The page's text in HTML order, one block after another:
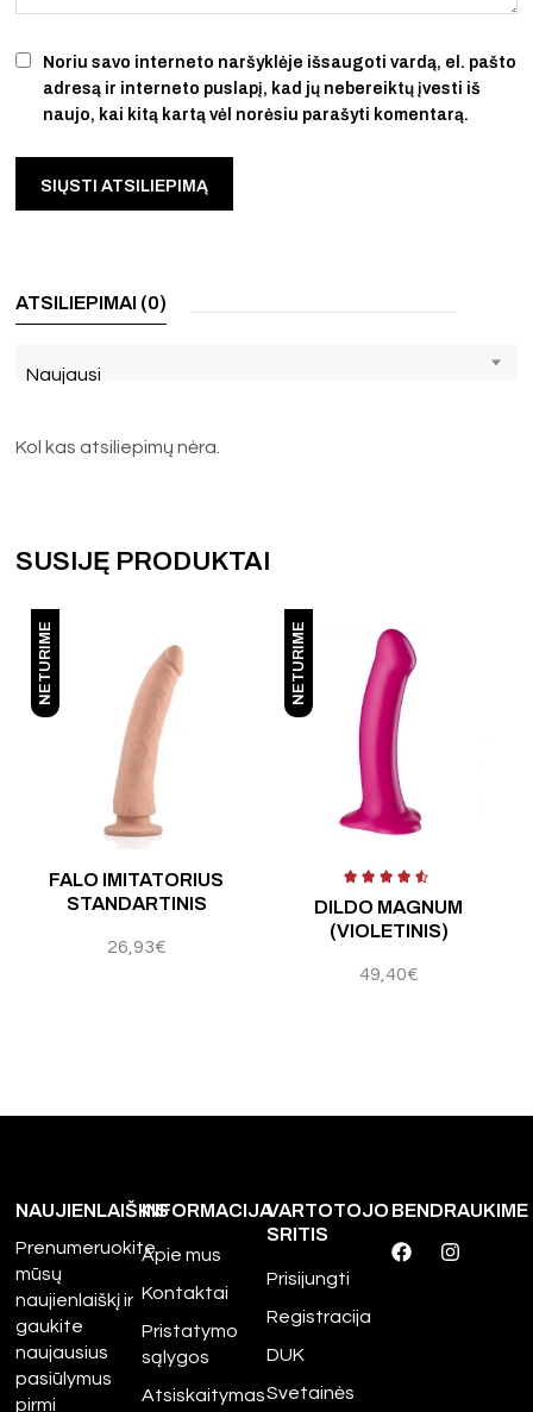
Noriu savo interneto naršyklėje išsaugoti vardą, el. pašto
adresą ir interneto puslapį, kad jų nebereiktų įvesti iš
naujo, kai kitą kartą vėl norėsiu parašyti komentarą.
ATSILIEPIMAI (0)
Naujausi
Kol kas atsiliepimų nėra.
SUSIJĘ PRODUKTAI
NETURIME
FALO IMITATORIUS
STANDARTINIS
26,93€
NETURIME
DILDO MAGNUM
(VIOLETINIS)
49,40€
Įvertinimas:4.40
NAUJIENLAIŠKIS
Prenumeruokite
mūsų
naujienlaiškį ir
gaukite
naujausius
pasiūlymus
pirmi
INFORMACIJA
Apie mus
Kontaktai
Pristatymo
sąlygos
Atsiskaitymas
VARTOTOJO
SRITIS
Prisijungti
Registracija
DUK
Svetainės
BENDRAUKIME